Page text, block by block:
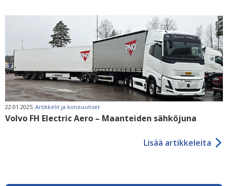
22.01.2025 Artikkelit ja koneuutiset
Volvo FH Electric Aero – Maanteiden sähköjuna
Lisää artikkeleita